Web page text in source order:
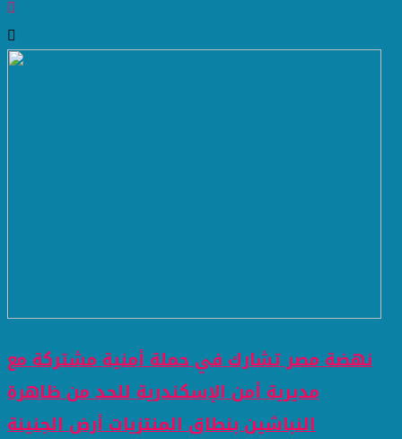
نهضة مصر تشارك في حملة أمنية مشتركة مع
مديرية أمن الإسكندرية للحد من ظاهرة
النباشين بنطاق المنتزيات أرض الجنينة